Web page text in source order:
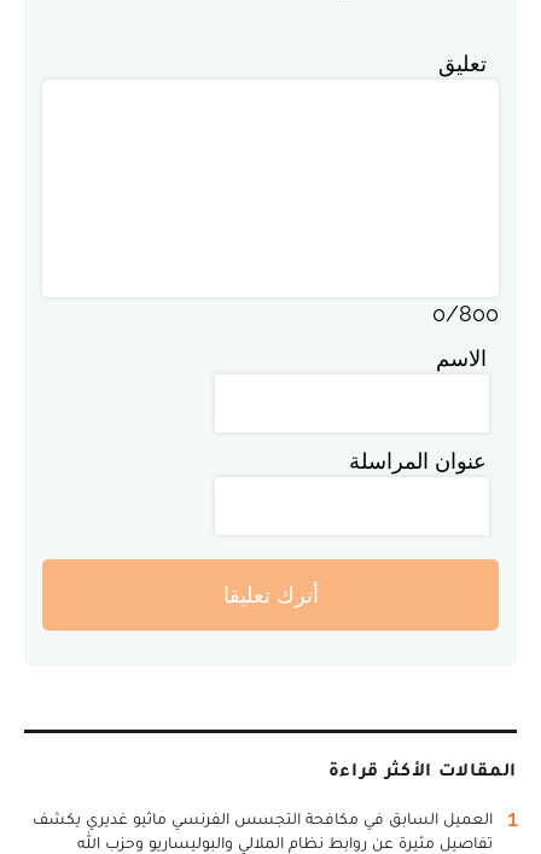
تعليق
0/800
الاسم
عنوان المراسلة
أترك تعليقا
المقالات الأكثر قراءة
1
العميل السابق في مكافحة التجسس الفرنسي ماثيو غديري يكشف
تفاصيل مثيرة عن روابط نظام الملالي والبوليساريو وحزب الله